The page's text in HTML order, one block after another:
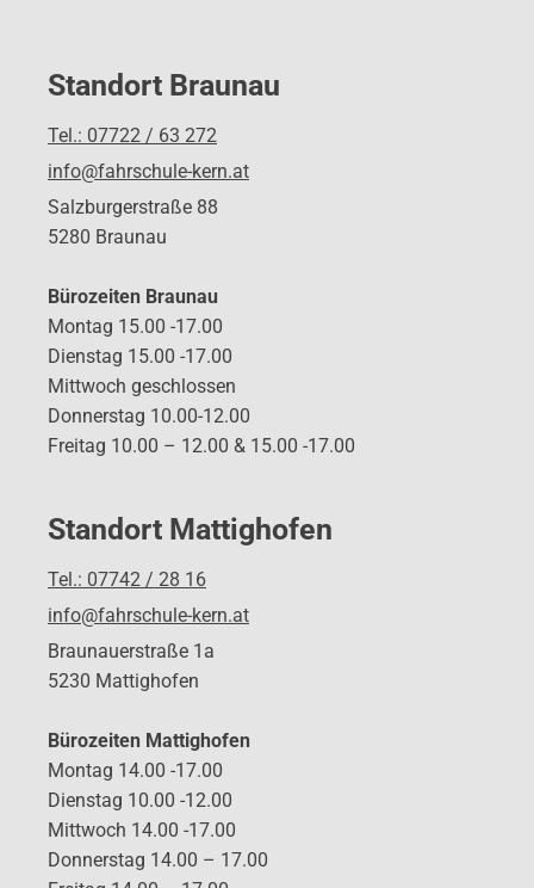
Standort Braunau
Tel.: 07722 / 63 272
info@fahrschule-kern.at
Salzburgerstraße 88
5280 Braunau
Bürozeiten Braunau
Montag 15.00 -17.00
Dienstag 15.00 -17.00
Mittwoch geschlossen
Donnerstag 10.00-12.00
Freitag 10.00 – 12.00 & 15.00 -17.00
Standort Mattighofen
Tel.: 07742 / 28 16
info@fahrschule-kern.at
Braunauerstraße 1a
5230 Mattighofen
Bürozeiten Mattighofen
Montag 14.00 -17.00
Dienstag 10.00 -12.00
Mittwoch 14.00 -17.00
Donnerstag 14.00 – 17.00